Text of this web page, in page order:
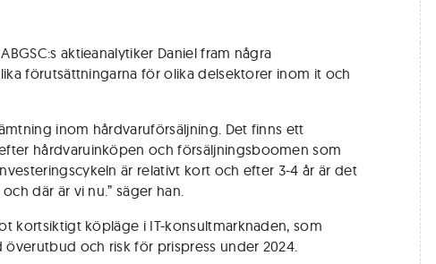
aktieanalytiker Daniel fram några
förutsättningarna för olika delsektorer inom it och
inom hårdvaruförsäljning. Det finns ett
hårdvaruinköpen och försäljningsboomen som
är relativt kort och efter 3-4 år är det
där är vi nu.” säger han.
kortsiktigt köpläge i IT-konsultmarknaden, som
och risk för prispress under 2024.